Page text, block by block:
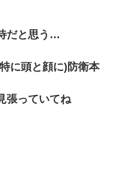
私のお腹を触ってほざく。
から信じられない言葉を受
だと思う…
に頭と顔に)防衛本
張っていてね